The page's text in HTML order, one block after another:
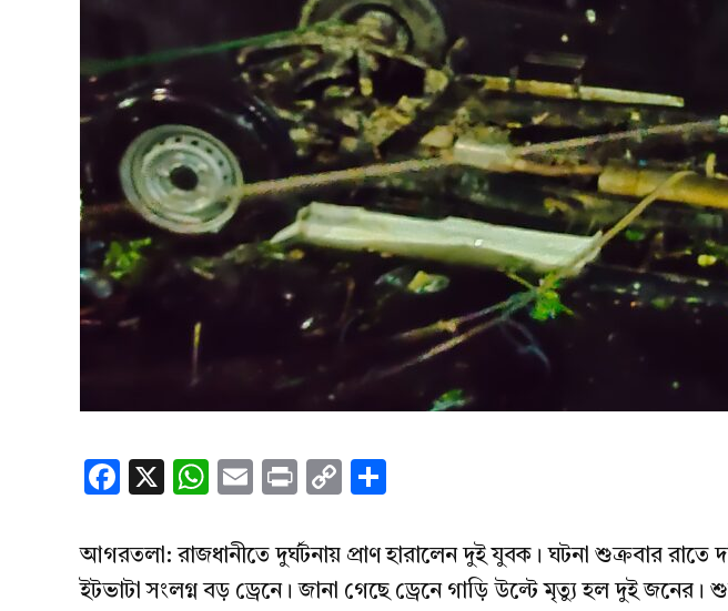
Facebook
X WhatsApp
EmailPrintCopy
আগরতলা: রাজধানীতে দুর্ঘটনায় প্রাণ হারালেন দুই যুবক। ঘটনা শুক্রবার রাতে
ইটভাটা সংলগ্ন বড় ড্রেনে। জানা গেছে ড্রেনে গাড়ি উল্টে মৃত্যু হল দুই জনের।